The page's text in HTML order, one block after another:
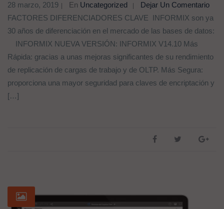
28 marzo, 2019 En Uncategorized
Dejar Un Comentario
FACTORES DIFERENCIADORES CLAVE INFORMIX son ya
30 años de diferenciación en el mercado de las bases de datos:
INFORMIX NUEVA VERSIÓN: INFORMIX V14.10 Más
Rápida: gracias a unas mejoras significantes de su rendimiento
de replicación de cargas de trabajo y de OLTP. Más Segura:
proporciona una mayor seguridad para claves de encriptación y
[…]